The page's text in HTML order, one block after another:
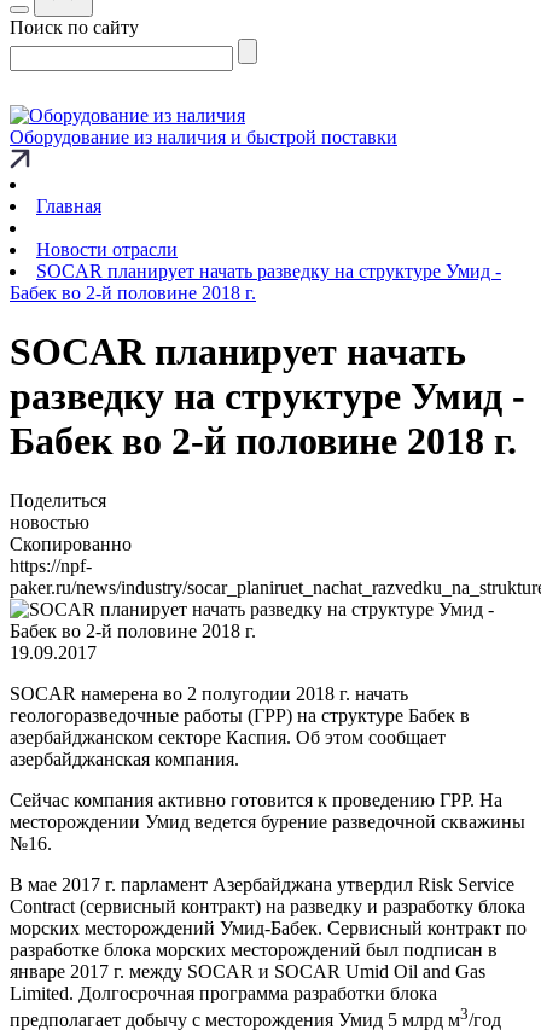
Поиск по сайту
Оборудование из наличия и быстрой поставки
Главная
Новости отрасли
SOCAR планирует начать разведку на структуре Умид -
Бабек во 2-й половине 2018 г.
SOCAR планирует начать
разведку на структуре Умид -
Бабек во 2-й половине 2018 г.
Поделиться
новостью
Скопированно
https://npf-
paker.ru/news/industry/
19.09.2017
SOCAR намерена во 2 полугодии 2018 г. начать
геологоразведочные работы (ГРР) на структуре Бабек в
азербайджанском секторе Каспия. Об этом сообщает
азербайджанская компания.
Сейчас компания активно готовится к проведению ГРР. На
месторождении Умид ведется бурение разведочной скважины
№16.
В мае 2017 г. парламент Азербайджана утвердил Risk Service
Contract (сервисный контракт) на разведку и разработку блока
морских месторождений Умид-Бабек. Сервисный контракт по
разработке блока морских месторождений был подписан в
январе 2017 г. между SOCAR и SOCAR Umid Oil and Gas
Limited. Долгосрочная программа разработки блока
предполагает добычу с месторождения Умид 5 млрд м3/год